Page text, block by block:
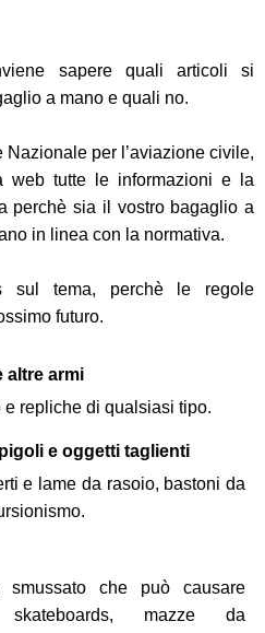
sapere quali articoli si
a mano e quali no.
Nazionale per l’aviazione civile,
web tutte le informazioni e la
perchè sia il vostro bagaglio a
in linea con la normativa.
sul tema, perchè le regole
futuro.
altre armi
repliche di qualsiasi tipo.
e oggetti taglienti
e lame da rasoio, bastoni da
smussato che può causare
mazze da